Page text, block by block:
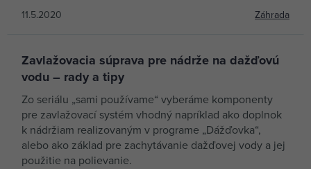
11.5.2020 Záhrada
Zavlažovacia súprava pre nádrže na dažďovú
vodu – rady a tipy
Zo seriálu „sami používame“ vyberáme komponenty
pre zavlažovací systém vhodný napríklad ako doplnok
k nádržiam realizovaným v programe „Dážďovka“,
alebo ako základ pre zachytávanie dažďovej vody a jej
použitie na polievanie.